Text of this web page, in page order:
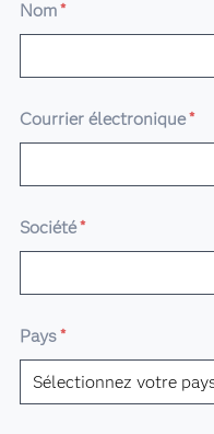
Nom*
Courrier électronique*
Société*
Pays*